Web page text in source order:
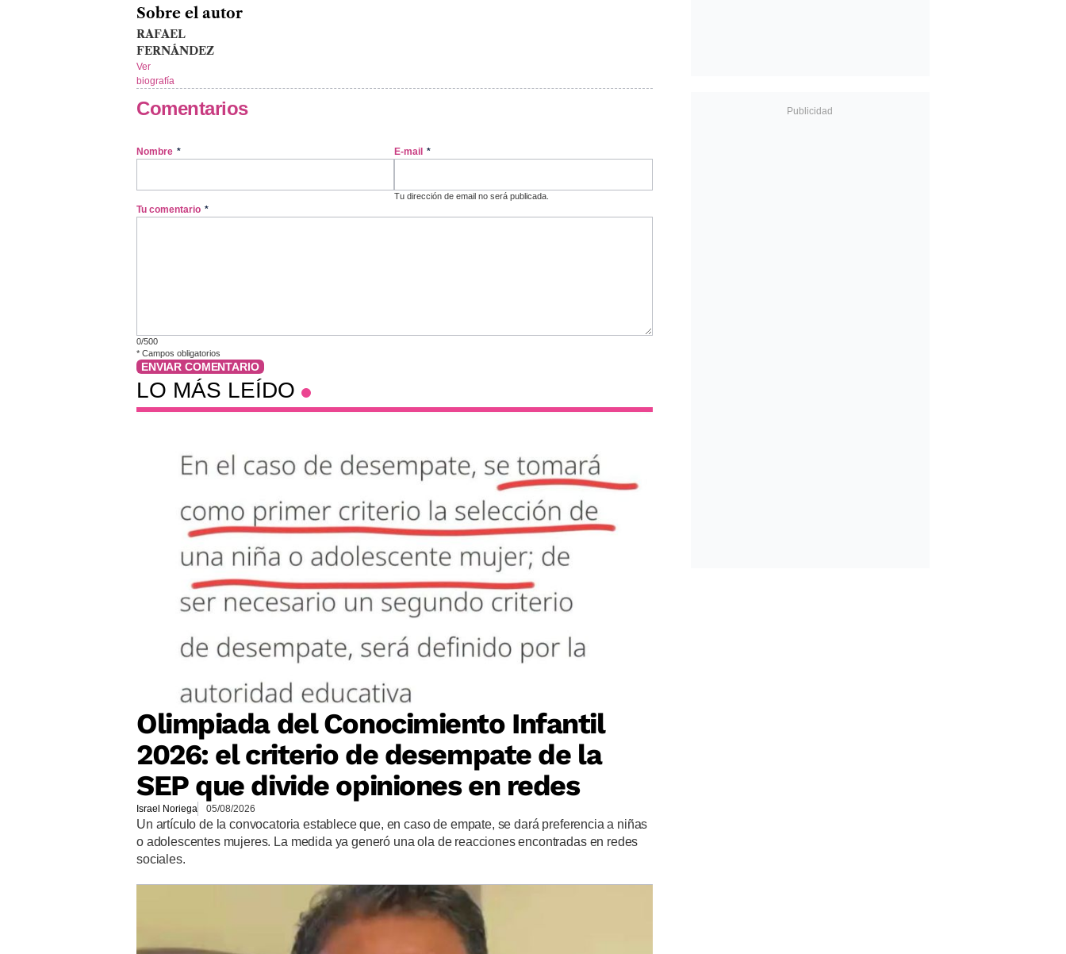
Sobre el autor
RAFAEL
FERNÁNDEZ
Ver
biografía
Comentarios
Nombre * E-mail *
Tu dirección de email no será publicada.
Tu comentario *
0/500
* Campos obligatorios
ENVIAR COMENTARIO
LO MÁS LEÍDO
Olimpiada del Conocimiento Infantil
2026: el criterio de desempate de la
SEP que divide opiniones en redes
Israel Noriega 05/08/2026
Un artículo de la convocatoria establece que, en caso de empate, se dará preferencia a niñas
o adolescentes mujeres. La medida ya generó una ola de reacciones encontradas en redes
sociales.